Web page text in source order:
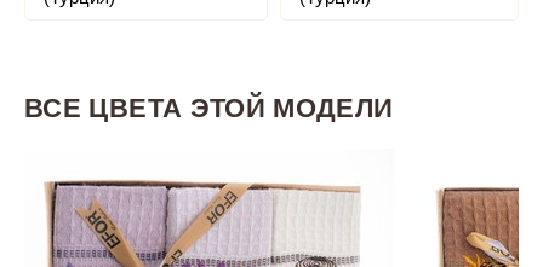
ВСЕ ЦВЕТА ЭТОЙ МОДЕЛИ